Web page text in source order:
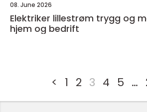
08. June 2026
Elektriker lillestrøm trygg og moderne hjelp til
hjem og bedrift
< 1 2 3 4 5 …